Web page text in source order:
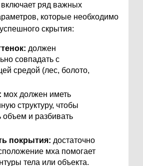
ряд важных
которые необходимо
скрытия:
должен
совпадать с
средой (лес, болото,
мох должен иметь
структуру, чтобы
объем и разбивать
покрытия: достаточно
мха помогает
тела или объекта.